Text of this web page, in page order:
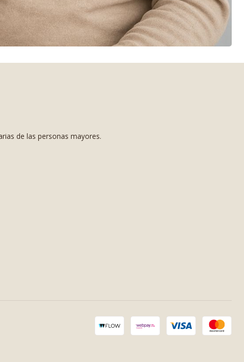
de las personas mayores.